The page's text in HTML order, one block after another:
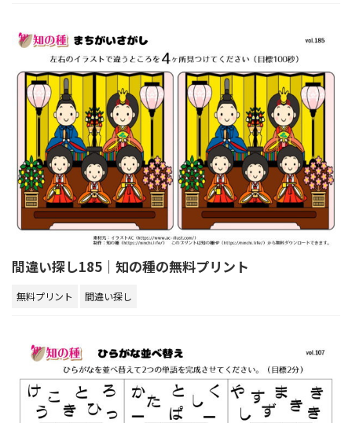
間違い探し185｜知の種の無料プリント
無料プリント 間違い探し